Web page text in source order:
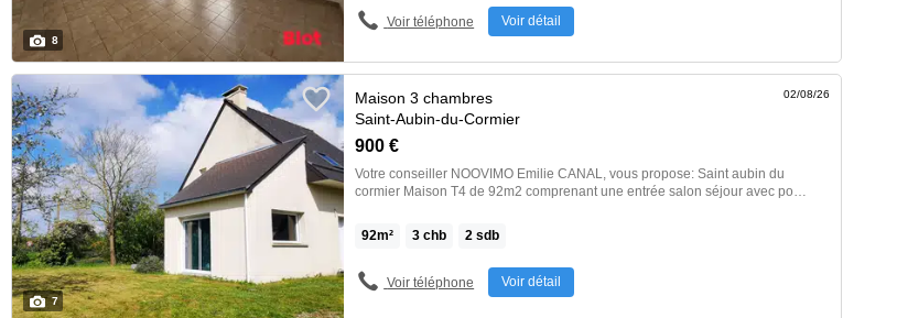
terrasse et un garage. CHAUFFAGE FUEL Disponible dès maintenant !
CLASSE ENERGETIQUE : D CLASSE CLIMAT : D Disponible dès
915 euros Honoraires part locataire : de 1083.94 € dont 295,62 € pour l'état
des lieux. Les […] Voir l’annonce immobilière >>
Voir téléphone Voir détail
8
900 €
Maison 3 chambres
Saint-Aubin-du-Cormier
Votre conseiller NOOVIMO Emilie CANAL, vous propose: Saint aubin du
cormier Maison T4 de 92m2 comprenant une entrée salon séjour avec poele
degagement, une chambre avec salle d'eau, toilettes. A l'étage: une
mezzanine, 2 chambres, salle de bains avec wc. Garage et jardin.
euros Libre au 03/08/2026 - bail d'1 an. Honoraires part locataire: 900 euros
TTC (visite, rédaction du bail et état des lieux) Nos honoraires sont
92m² 3 chb 2 sdb
02/08/26
Voir téléphone Voir détail
7